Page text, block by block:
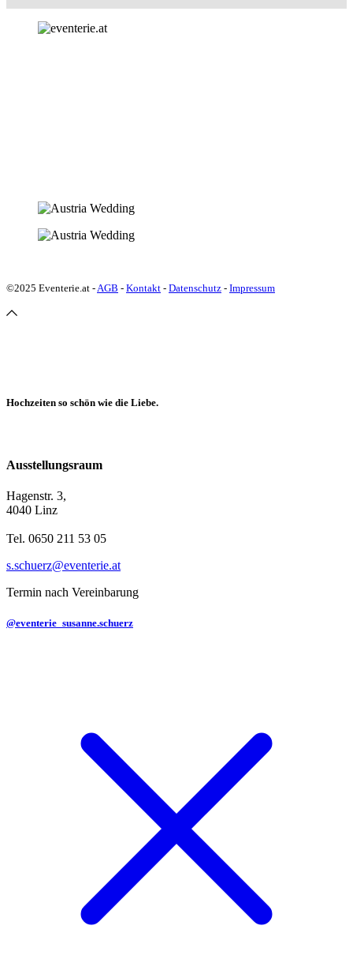
©2025 Eventerie.at -AGB - Kontakt - Datenschutz - Impressum
Hochzeiten so schön wie die Liebe.
Ausstellungsraum
Hagenstr. 3,
4040 Linz
Tel. 0650 211 53 05
s.schuerz@eventerie.at
Termin nach Vereinbarung
@eventerie_susanne.schuerz